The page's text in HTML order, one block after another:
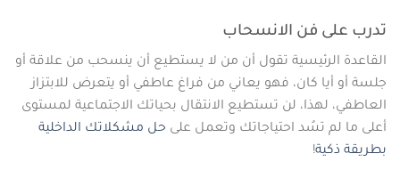
تدرب على فن الانسحاب
القاعدة الرئيسية تقول أن من لا يستطيع أن ينسحب من علاقة أو
جلسة أو أيا كان، فهو يعاني من فراغ عاطفي أو يتعرض للابتزاز
العاطفي، لهذا، لن تستطيع الانتقال بحياتك الاجتماعية لمستوى
أعلى ما لم تسُد احتياجاتك وتعمل على حل مشكلاتك الداخلية
بطريقة ذكية!